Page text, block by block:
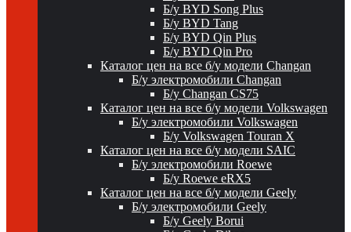
Б/у BYD Song Plus
Б/у BYD Tang
Б/у BYD Qin Plus
Б/у BYD Qin Pro
Каталог цен на все б/у модели Changan
Б/у электромобили Changan
Б/у Changan CS75
Каталог цен на все б/у модели Volkswagen
Б/у электромобили Volkswagen
Б/у Volkswagen Touran X
Каталог цен на все б/у модели SAIC
Б/у электромобили Roewe
Б/у Roewe eRX5
Каталог цен на все б/у модели Geely
Б/у электромобили Geely
Б/у Geely Borui